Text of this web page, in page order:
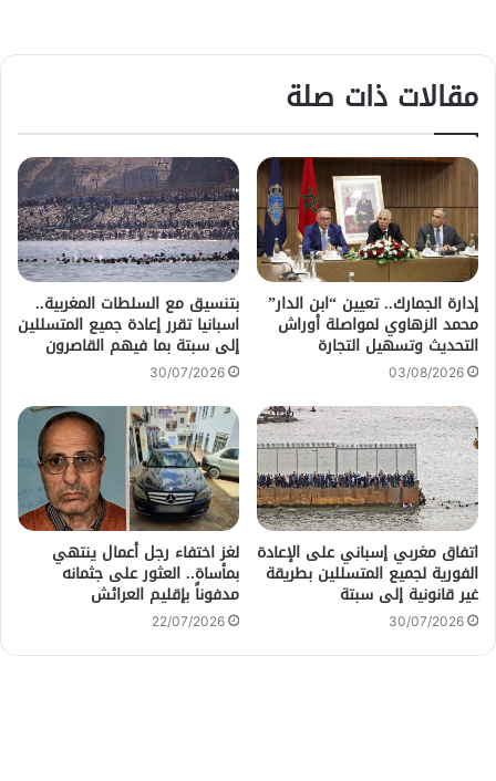
مقالات ذات صلة
إدارة الجمارك.. تعيين “ابن الدار”
محمد الزهاوي لمواصلة أوراش
التحديث وتسهيل التجارة
03/08/2026
بتنسيق مع السلطات المغربية..
اسبانيا تقرر إعادة جميع المتسللين
إلى سبتة بما فيهم القاصرون
30/07/2026
اتفاق مغربي إسباني على الإعادة
الفورية لجميع المتسللين بطريقة
غير قانونية إلى سبتة
30/07/2026
لغز اختفاء رجل أعمال ينتهي
بمأساة.. العثور على جثمانه
مدفوناً بإقليم العرائش
22/07/2026